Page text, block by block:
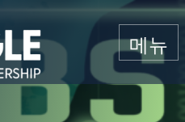
메뉴